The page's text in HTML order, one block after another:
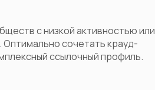
с низкой активностью или
сочетать крауд-
ссылочный профиль.